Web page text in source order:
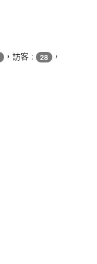
，訪客 : 28 ，